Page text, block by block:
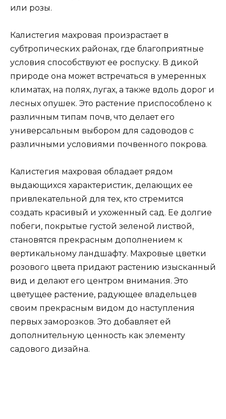
или розы.
Калистегия махровая произрастает в
субтропических районах, где благоприятные
условия способствуют ее роспуску. В дикой
природе она может встречаться в умеренных
климатах, на полях, лугах, а также вдоль дорог и
лесных опушек. Это растение приспособлено к
различным типам почв, что делает его
универсальным выбором для садоводов с
различными условиями почвенного покрова.
Калистегия махровая обладает рядом
выдающихся характеристик, делающих ее
привлекательной для тех, кто стремится
создать красивый и ухоженный сад. Ее долгие
побеги, покрытые густой зеленой листвой,
становятся прекрасным дополнением к
вертикальному ландшафту. Махровые цветки
розового цвета придают растению изысканный
вид и делают его центром внимания. Это
цветущее растение, радующее владельцев
своим прекрасным видом до наступления
первых заморозков. Это добавляет ей
дополнительную ценность как элементу
садового дизайна.